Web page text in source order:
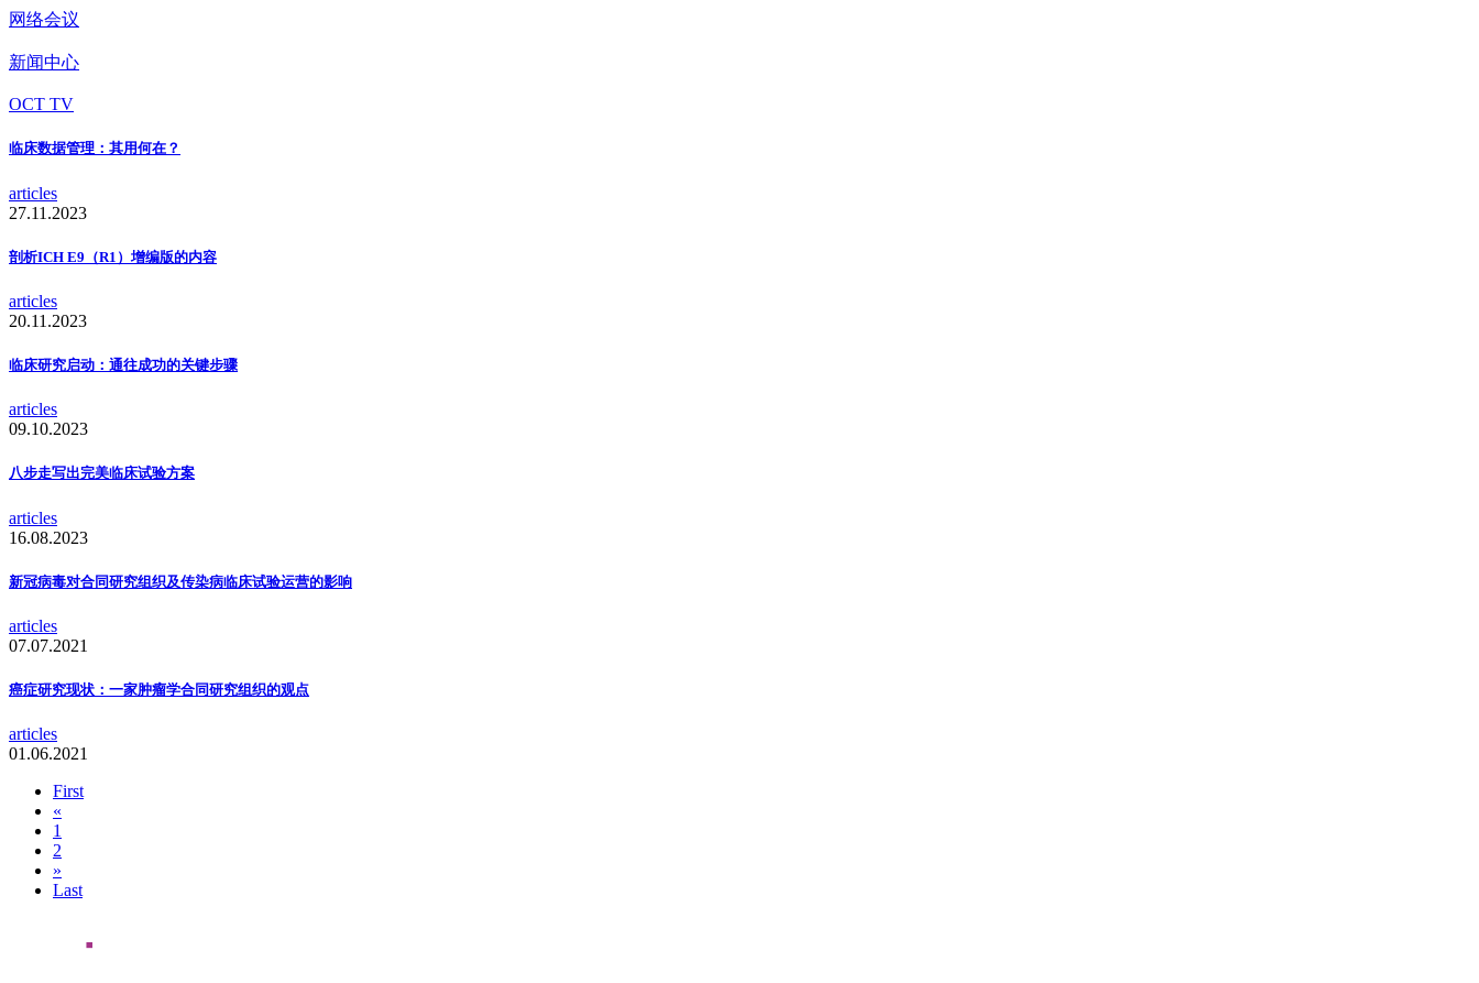
网络会议
新闻中心
OCT TV
临床数据管理：其用何在？
articles
27.11.2023
剖析ICH E9（R1）增编版的内容
articles
20.11.2023
临床研究启动：通往成功的关键步骤
articles
09.10.2023
八步走写出完美临床试验方案
articles
16.08.2023
新冠病毒对合同研究组织及传染病临床试验运营的影响
articles
07.07.2021
癌症研究现状：一家肿瘤学合同研究组织的观点
articles
01.06.2021
First
«
1
2
»
Last